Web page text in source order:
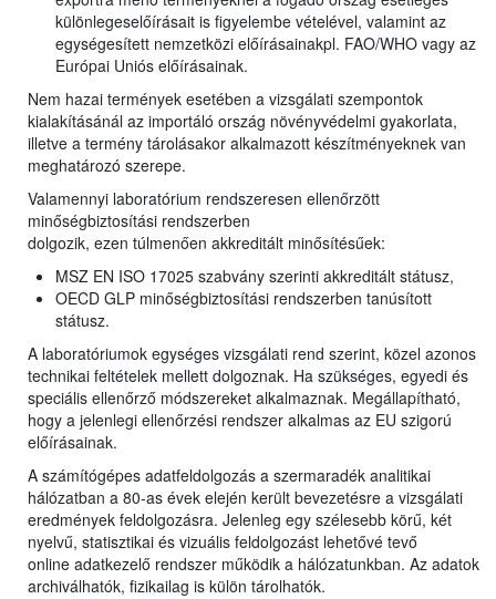
különlegeselőírásait is figyelembe vételével, valamint az
egységesített nemzetközi előírásainakpl. FAO/WHO vagy az
Európai Uniós előírásainak.
Nem hazai termények esetében a vizsgálati szempontok
kialakításánál az importáló ország növényvédelmi gyakorlata,
illetve a termény tárolásakor alkalmazott készítményeknek van
meghatározó szerepe.
Valamennyi laboratórium rendszeresen ellenőrzött
minőségbiztosítási rendszerben
dolgozik, ezen túlmenően akkreditált minősítésűek:
MSZ EN ISO 17025 szabvány szerinti akkreditált státusz,
OECD GLP minőségbiztosítási rendszerben tanúsított
státusz.
A laboratóriumok egységes vizsgálati rend szerint, közel azonos
technikai feltételek mellett dolgoznak. Ha szükséges, egyedi és
speciális ellenőrző módszereket alkalmaznak. Megállapítható,
hogy a jelenlegi ellenőrzési rendszer alkalmas az EU szigorú
előírásainak.
A számítógépes adatfeldolgozás a szermaradék analitikai
hálózatban a 80-as évek elején került bevezetésre a vizsgálati
eredmények feldolgozásra. Jelenleg egy szélesebb körű, két
nyelvű, statisztikai és vizuális feldolgozást lehetővé tevő
online adatkezelő rendszer működik a hálózatunkban. Az adatok
archiválhatók, fizikailag is külön tárolhatók.